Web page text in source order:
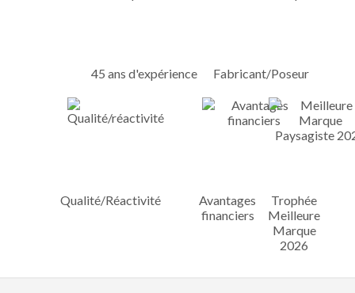
45 ans d'expérience Fabricant/Poseur
Qualité/Réactivité
Avantages
financiers
Trophée
Meilleure
Marque
2026